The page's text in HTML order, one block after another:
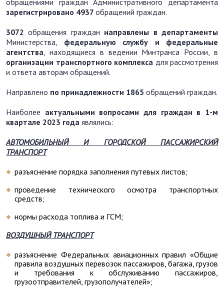
обращениями граждан Административного департамента
зарегистрировано 4937 обращений граждан.
3072обращения граждан направлены в департаменты
Министерства, федеральную службу и федеральные
агентства, находящиеся в ведении Минтранса России, в
организации транспортного комплекса для рассмотрения
и ответа авторам обращений.
Направлено по принадлежности 1865 обращений граждан.
Наиболее актуальными вопросами для граждан в 1-м
квартале 2023 года являлись:
АВТОМОБИЛЬНЫЙ И ГОРОДСКОЙ ПАССАЖИРСКИЙ
ТРАНСПОРТ
разъяснение порядка заполнения путевых листов;
проведение технического осмотра транспортных
средств;
нормы расхода топлива и ГСМ;
ВОЗДУШНЫЙ ТРАНСПОРТ
разъяснение Федеральных авиационных правил «Общие
правила воздушных перевозок пассажиров, багажа, грузов
и требования к обслуживанию пассажиров,
грузоотправителей, грузополучателей»;